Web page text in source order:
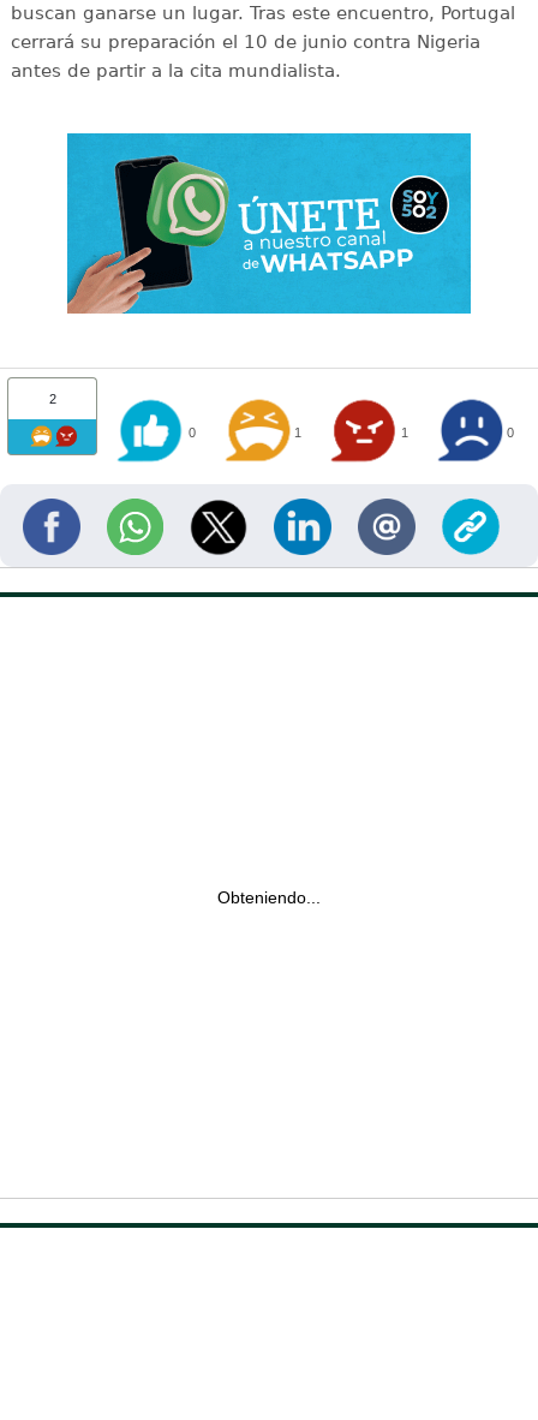
buscan ganarse un lugar. Tras este encuentro, Portugal
cerrará su preparación el 10 de junio contra Nigeria
antes de partir a la cita mundialista.
2
0 1 1 0
Obteniendo...